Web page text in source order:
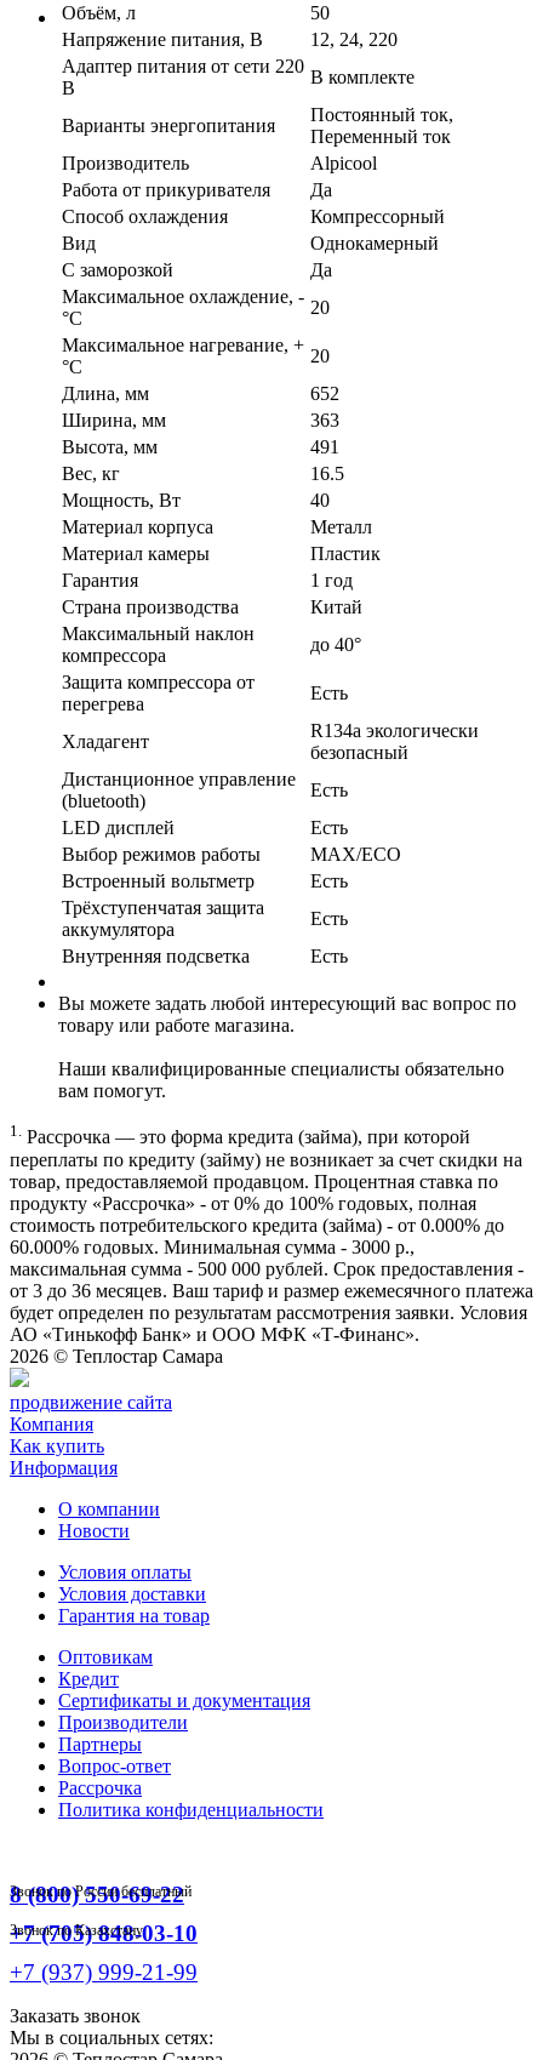
Объём, л
50
Напряжение питания, В
12, 24, 220
Адаптер питания от сети 220
В
В комплекте
Варианты энергопитания
Постоянный ток,
Переменный ток
Производитель
Alpicool
Работа от прикуривателя
Да
Способ охлаждения
Компрессорный
Вид
Однокамерный
С заморозкой
Да
Максимальное охлаждение, -
°C
20
Максимальное нагревание, +
°C
20
Длина, мм
652
Ширина, мм
363
Высота, мм
491
Вес, кг
16.5
Мощность, Вт
40
Материал корпуса
Металл
Материал камеры
Пластик
Гарантия
1 год
Страна производства
Китай
Максимальный наклон
компрессора
до 40°
Защита компрессора от
перегрева
Есть
Хладагент
R134a экологически
безопасный
Дистанционное управление
(bluetooth)
Есть
LED дисплей
Есть
Выбор режимов работы
MAX/ECO
Встроенный вольтметр
Есть
Трёхступенчатая защита
аккумулятора
Есть
Внутренняя подсветка
Есть
Вы можете задать любой интересующий вас вопрос по
товару или работе магазина.
Наши квалифицированные специалисты обязательно
вам помогут.
1. Рассрочка — это форма кредита (займа), при которой
переплаты по кредиту (займу) не возникает за счет скидки на
товар, предоставляемой продавцом. Процентная ставка по
продукту «Рассрочка» - от 0% до 100% годовых, полная
стоимость потребительского кредита (займа) - от 0.000% до
60.000% годовых. Минимальная сумма - 3000 р.,
максимальная сумма - 500 000 рублей. Срок предоставления -
от 3 до 36 месяцев. Ваш тариф и размер ежемесячного платежа
будет определен по результатам рассмотрения заявки. Условия
АО «Тинькофф Банк» и ООО МФК «Т-Финанс».
2026 © Теплостар Самара
продвижение сайта
Компания
Как купить
Информация
О компании
Новости
Условия оплаты
Условия доставки
Гарантия на товар
Оптовикам
Кредит
Сертификаты и документация
Производители
Партнеры
Вопрос-ответ
Рассрочка
Политика конфиденциальности
8 (800) 550-69-22
Звонок по России бесплатный
+7 (705) 848-03-10
Звонок по Казахстану
+7 (937) 999-21-99
Заказать звонок
Мы в социальных сетях: